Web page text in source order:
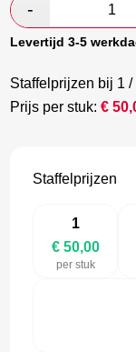
was:
€ 83,33.
€ 48,33.
Levertijd 3-5
Staffelprijzen bij 1
Prijs per stuk:€
Staffelprijzen
1
€ 50,00
per stuk